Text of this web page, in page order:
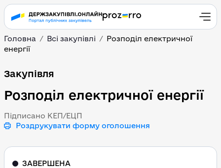
Головна Всі закупівлі
Розподіл електричної
енергії
Розподіл електричної
Закупівля
Розподіл електричної енергії
Підписано КЕП/ЕЦП
Роздрукувати форму оголошення
ЗАВЕРШЕНА